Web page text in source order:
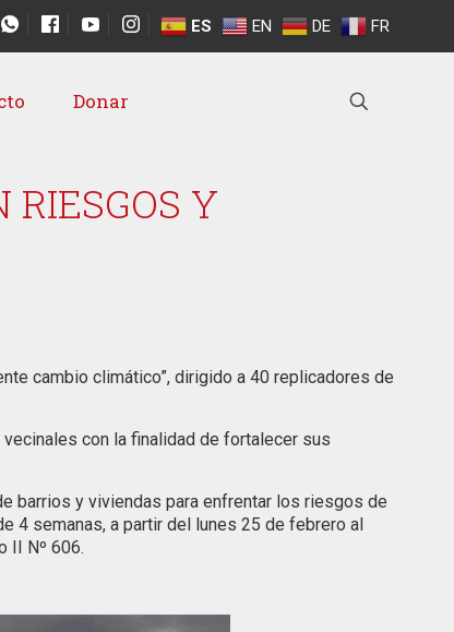
ES EN DE FR
Donar
RIESGOS Y
cambio climático”, dirigido a 40 replicadores de
con la finalidad de fortalecer sus
barrios y viviendas para enfrentar los riesgos de
4 semanas, a partir del lunes 25 de febrero al
II Nº 606.